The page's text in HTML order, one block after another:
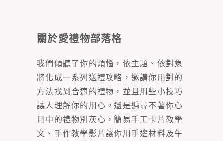
關於愛禮物部落格
我們傾聽了你的煩惱，依主題、依對象
將化成一系列送禮攻略，邀請你用對的
方法找到合適的禮物，並且用些小技巧
讓人理解你的用心。還是遍尋不著你心
目中的禮物別灰心，簡易手工卡片教學
文、手作教學影片讓你用手邊材料及午